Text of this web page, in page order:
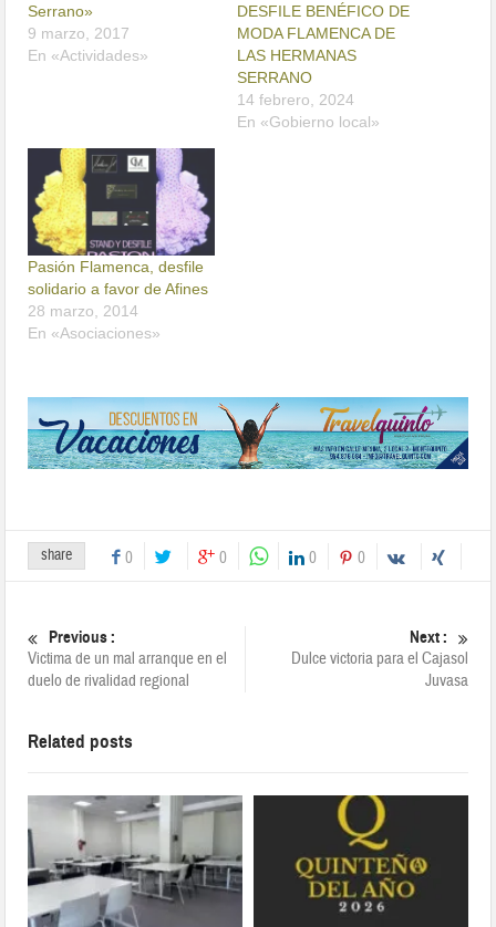
Serrano»
9 marzo, 2017
En «Actividades»
DESFILE BENÉFICO DE
MODA FLAMENCA DE
LAS HERMANAS
SERRANO
14 febrero, 2024
En «Gobierno local»
Pasión Flamenca, desfile
solidario a favor de Afines
28 marzo, 2014
En «Asociaciones»
share 0 0 0 0
Previous :
Victima de un mal arranque en el
duelo de rivalidad regional
Next :
Dulce victoria para el Cajasol
Juvasa
Related posts